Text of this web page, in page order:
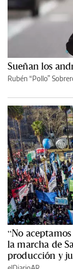
Sueñan los
Rubén “Pollo”
“No
la marcha de
producción y